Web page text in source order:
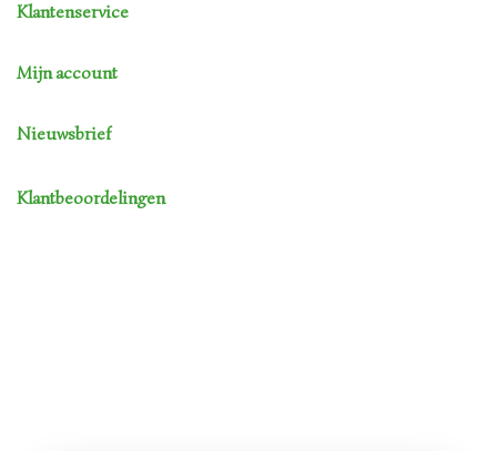
Klantenservice
Mijn account
Nieuwsbrief
Klantbeoordelingen